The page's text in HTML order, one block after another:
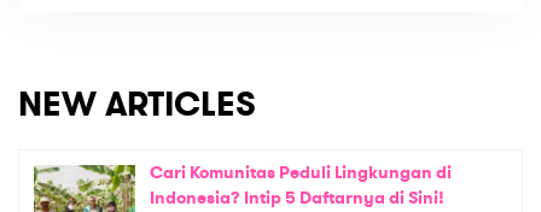
NEW ARTICLES
Cari Komunitas Peduli Lingkungan di
Indonesia? Intip 5 Daftarnya di Sini!